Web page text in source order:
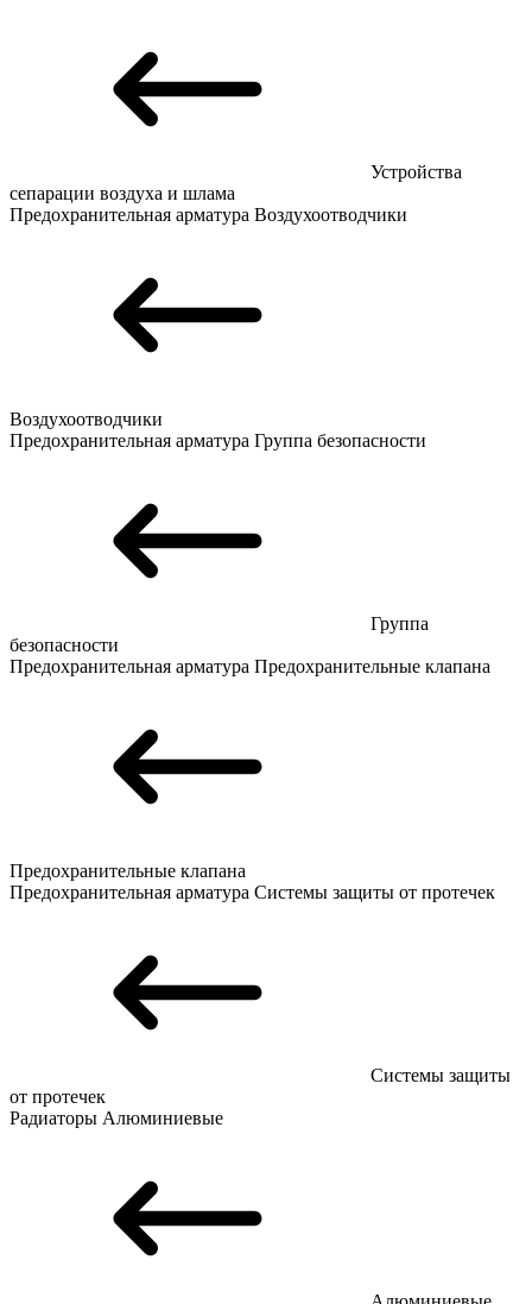
Устройства
сепарации воздуха и шлама
Предохранительная арматура Воздухоотводчики
Воздухоотводчики
Предохранительная арматура Группа безопасности
Группа
безопасности
Предохранительная арматура Предохранительные клапана
Предохранительные клапана
Предохранительная арматура Системы защиты от протечек
Системы защиты
от протечек
Радиаторы Алюминиевые